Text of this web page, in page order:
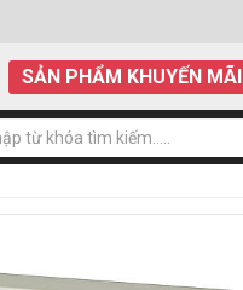
SẢN PHẨM KHUYẾN MÃI